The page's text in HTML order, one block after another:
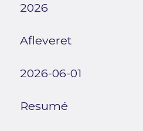
2026
Afleveret
2026-06-01
Resumé